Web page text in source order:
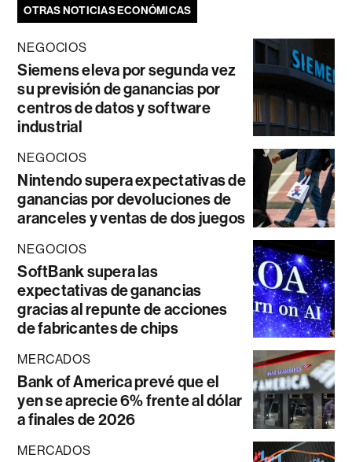
OTRAS NOTICIAS ECONÓMICAS
NEGOCIOS
Siemens eleva por segunda vez
su previsión de ganancias por
centros de datos y software
industrial
NEGOCIOS
Nintendo supera expectativas de
ganancias por devoluciones de
aranceles y ventas de dos juegos
NEGOCIOS
SoftBank supera las
expectativas de ganancias
gracias al repunte de acciones
de fabricantes de chips
MERCADOS
Bank of America prevé que el
yen se aprecie 6% frente al dólar
a finales de 2026
MERCADOS